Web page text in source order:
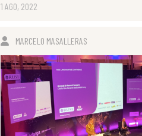
1 AGO, 2022
MARCELO MASALLERAS